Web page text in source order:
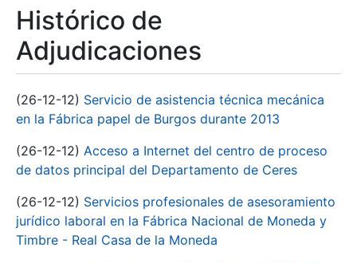
Histórico de
Adjudicaciones
(26-12-12) Servicio de asistencia técnica mecánica
en la Fábrica papel de Burgos durante 2013
(26-12-12) Acceso a Internet del centro de proceso
de datos principal del Departamento de Ceres
(26-12-12) Servicios profesionales de asesoramiento
jurídico laboral en la Fábrica Nacional de Moneda y
Timbre - Real Casa de la Moneda